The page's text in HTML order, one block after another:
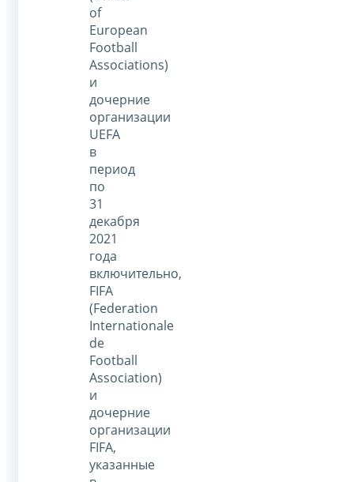
of
European
Football
Associations)
и
дочерние
организации
UEFA
в
период
по
31
декабря
2021
года
включительно,
FIFA
(Federation
Internationale
de
Football
Association)
и
дочерние
организации
FIFA,
указанные